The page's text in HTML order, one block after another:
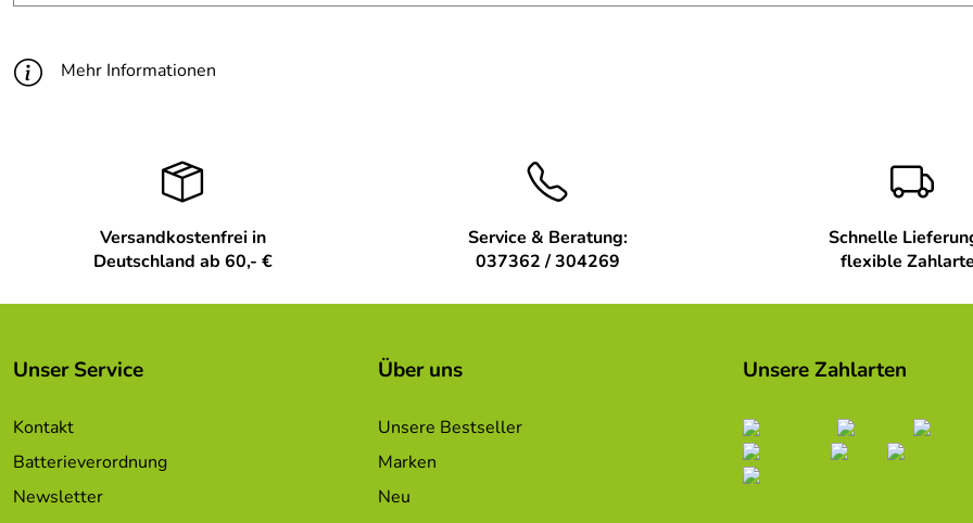
Mehr Informationen
Versandkostenfrei in
Deutschland ab 60,- €
Service & Beratung:
037362 / 304269
Schnelle
flexible
Unser Service
Kontakt
Batterieverordnung
Newsletter
Über uns
Unsere Bestseller
Marken
Neu
Unsere Zahlarten